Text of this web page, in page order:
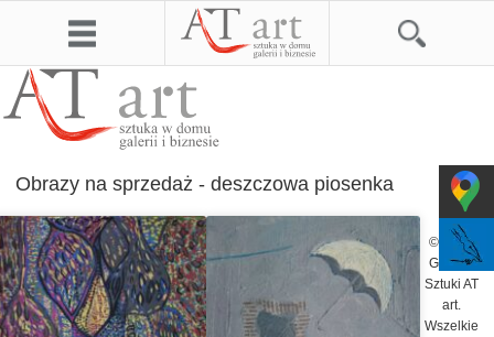
Obrazy na sprzedaż - deszczowa piosenka
© 2026
Galeria
Sztuki AT
art.
Wszelkie